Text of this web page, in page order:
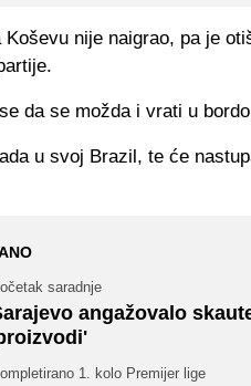
Koševu nije naigrao, pa je
da se možda i vrati u
u svoj Brazil, te će
saradnje
angažovalo
1. kolo Premijer lige